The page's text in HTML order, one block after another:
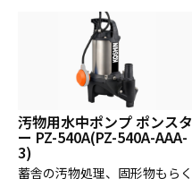
汚物用水中ポンプ ポンスタ
ー PZ-540A(PZ-540A-AAA-
3)
蓄舎の汚物処理、固形物もらく